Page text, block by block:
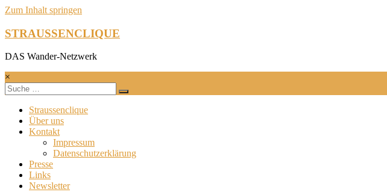
Zum Inhalt springen
STRAUSSENCLIQUE
DAS Wander-Netzwerk
×
Straussenclique
Über uns
Kontakt
Impressum
Datenschutzerklärung
Presse
Links
Newsletter